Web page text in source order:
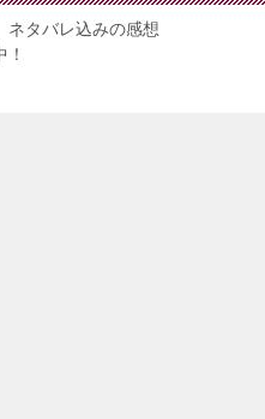
ネタバレ込みの感想